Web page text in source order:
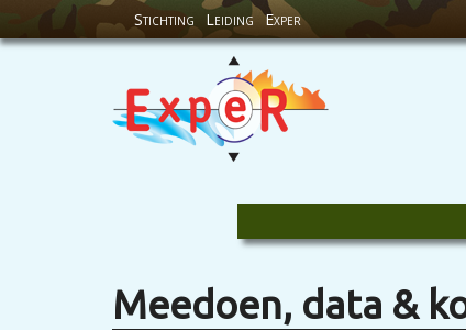
Stichting Leiding Exper
Meedoen, data &